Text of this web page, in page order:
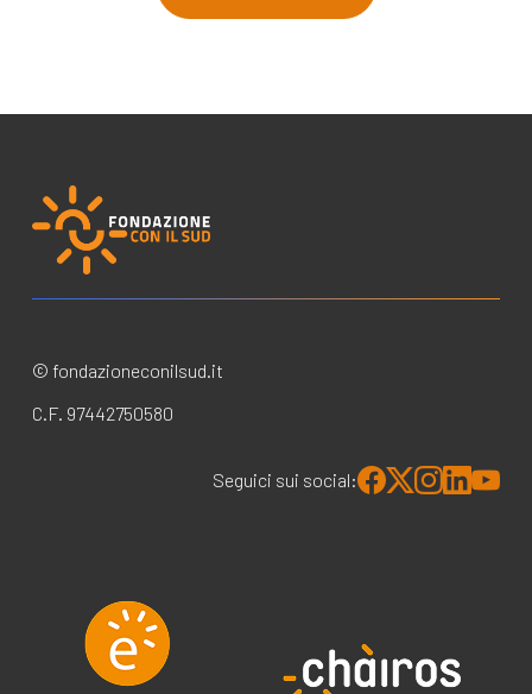
© fondazioneconilsud.it
C.F. 97442750580
Seguici sui social: